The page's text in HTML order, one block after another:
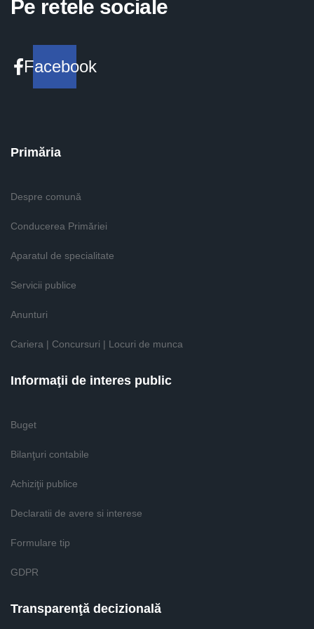
Pe retele sociale
Facebook
Primăria
Despre comună
Conducerea Primăriei
Aparatul de specialitate
Servicii publice
Anunturi
Cariera | Concursuri | Locuri de munca
Informaţii de interes public
Buget
Bilanţuri contabile
Achiziţii publice
Declaratii de avere si interese
Formulare tip
GDPR
Transparenţă decizională